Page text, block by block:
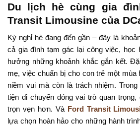
Du lịch hè cùng gia
Transit Limousine của
Kỳ nghỉ hè đang đến gần – đây là
cả gia đình tạm gác lại công việc, học
hưởng những khoảnh khắc gắn kết.
mẹ, việc chuẩn bị cho con trẻ một mùa
niềm vui mà còn là trách nhiệm.
tiện di chuyển đóng vai trò quan
trọn vẹn hơn. Và Ford Transit
lựa chọn hoàn hảo cho những hành